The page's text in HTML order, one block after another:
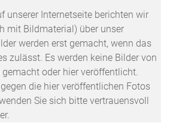
unserer Internetseite berichten wir
mit Bildmaterial) über unser
werden erst gemacht, wenn das
zulässt. Es werden keine Bilder von
oder hier veröffentlicht.
die hier veröffentlichen Fotos
Sie sich bitte vertrauensvoll